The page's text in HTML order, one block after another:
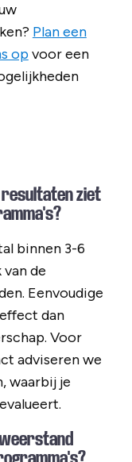
Plan een
opvoor een
resultaten ziet
binnen 3-6
de
Eenvoudige
dan
Voor
adviseren we
waarbij je